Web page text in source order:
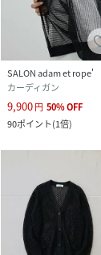
リエステル 50%
ブラック（01）：
ブルー系（45）：
PA7382_SHK35180
SALON adam et rope'
カーディガン
9,900円 50%OFF
90ポイント(1倍)